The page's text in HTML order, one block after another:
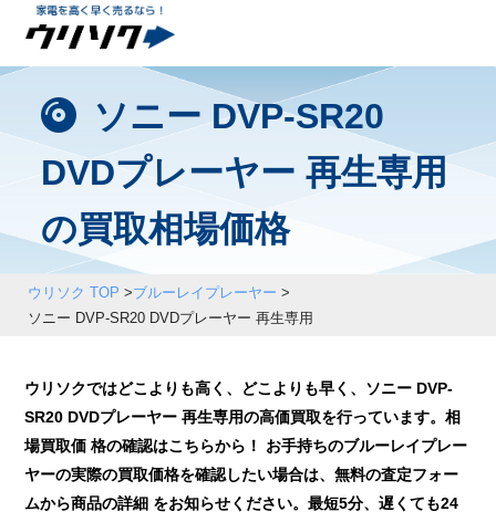
ソニー DVP-SR20
DVDプレーヤー 再生専用
の買取相場価格
ウリソク TOP >ブルーレイプレーヤー >
ソニー DVP-SR20 DVDプレーヤー 再生専用
ウリソクではどこよりも高く、どこよりも早く、ソニー DVP-
SR20 DVDプレーヤー 再生専用の高価買取を行っています。相
場買取価 格の確認はこちらから！ お手持ちのブルーレイプレー
ヤーの実際の買取価格を確認したい場合は、無料の査定フォー
ムから商品の詳細 をお知らせください。最短5分、遅くても24